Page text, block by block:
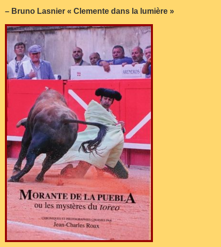
– Bruno Lasnier « Clemente dans la lumière »